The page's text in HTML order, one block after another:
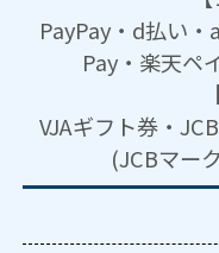
PayPay・d払い・
Pay・楽天ペ
VJAギフト券・
(JCBマー